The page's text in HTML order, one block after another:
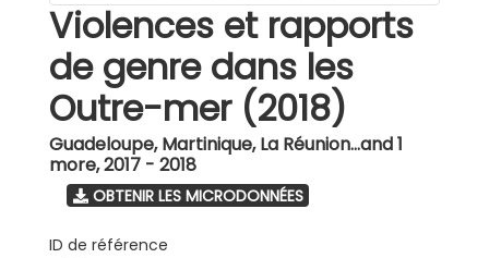
Violences et rapports
de genre dans les
Outre-mer (2018)
Guadeloupe, Martinique, La Réunion...and 1
more,2017 - 2018
OBTENIR LES MICRODONNÉES
ID de référence